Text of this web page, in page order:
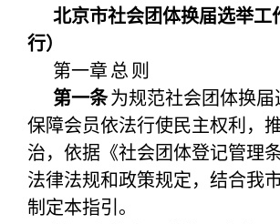
北京市社会团体换届选举工
行）
第一章 总 则
第一条为规范社会团体换届
保障会员依法行使民主权利，
治，依据《社会团体登记管理
法律法规和政策规定，结合我
制定本指引。